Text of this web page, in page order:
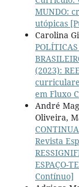
MUNDO:
utópicas
Carolina
(2023):
em Fluxo
André
Oliveira,
Revista
ESPAÇO-
Contínuo]